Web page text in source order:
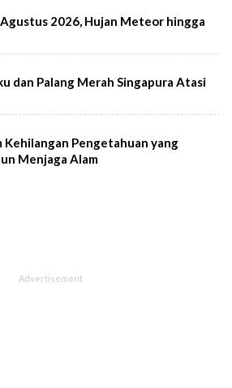
2026, Hujan Meteor hingga
dan Palang Merah Singapura Atasi
Kehilangan Pengetahuan yang
Menjaga Alam